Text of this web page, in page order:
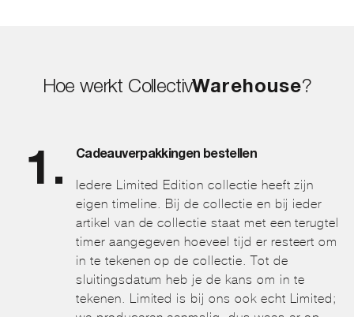
Hoe werkt CollectivWarehouse?
Cadeauverpakkingen bestellen
Iedere Limited Edition collectie heeft zijn
eigen timeline. Bij de collectie en bij ieder
artikel van de collectie staat met een terugtel
timer aangegeven hoeveel tijd er resteert om
in te tekenen op de collectie. Tot de
sluitingsdatum heb je de kans om in te
tekenen. Limited is bij ons ook echt Limited;